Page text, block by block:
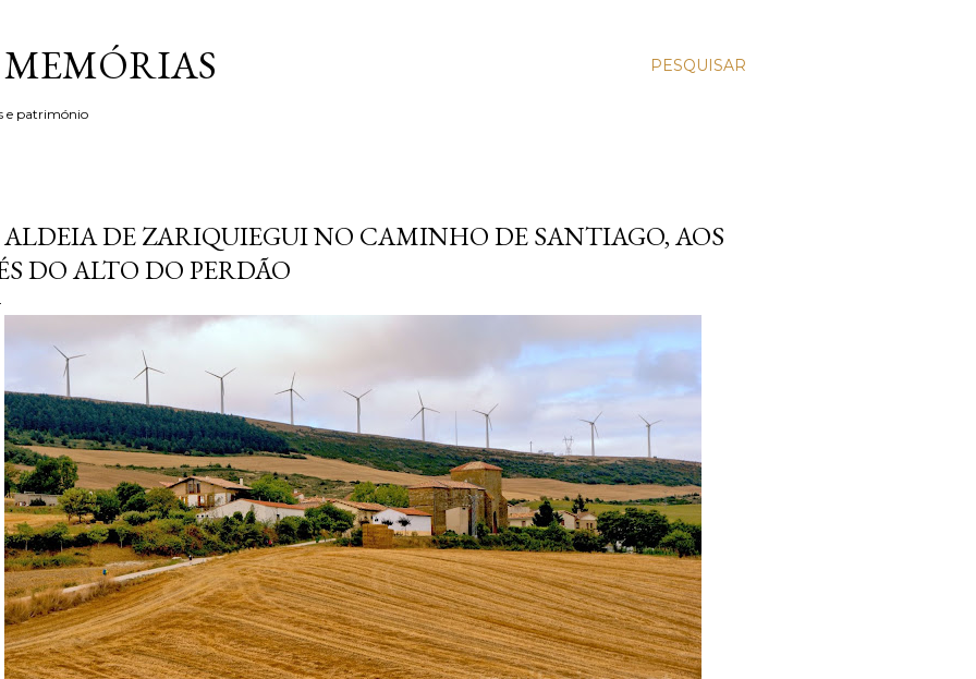
PESQUISAR
e património
DE ZARIQUIEGUI NO CAMINHO DE SANTIAGO, AOS
DO ALTO DO PERDÃO